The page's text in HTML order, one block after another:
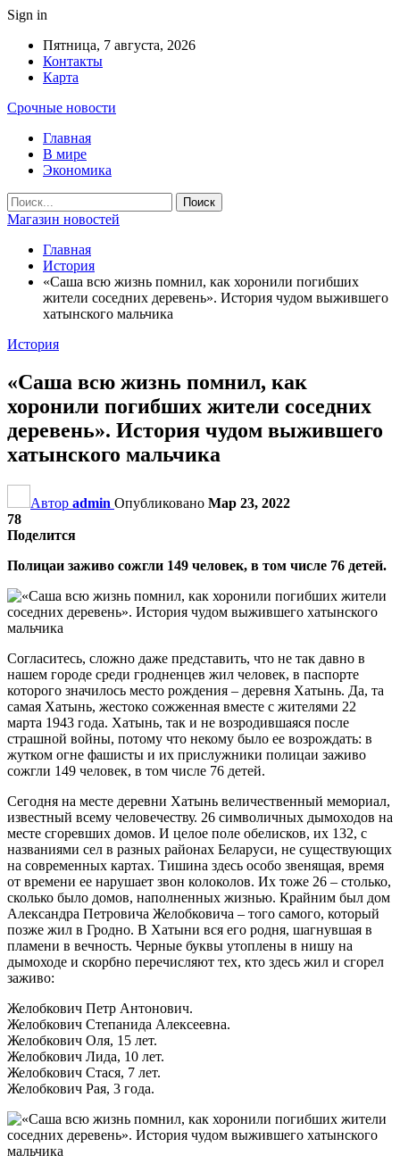
Sign in
Пятница, 7 августа, 2026
Контакты
Карта
Срочные новости
Главная
В мире
Экономика
Магазин новостей
Главная
История
«Саша всю жизнь помнил, как хоронили погибших
жители соседних деревень». История чудом выжившего
хатынского мальчика
История
«Саша всю жизнь помнил, как
хоронили погибших жители соседних
деревень». История чудом выжившего
хатынского мальчика
Автор admin Опубликовано Мар 23, 2022
78
Поделится
Полицаи заживо сожгли 149 человек, в том числе 76 детей.
Согласитесь, сложно даже представить, что не так давно в
нашем городе среди гродненцев жил человек, в паспорте
которого значилось место рождения – деревня Хатынь. Да, та
самая Хатынь, жестоко сожженная вместе с жителями 22
марта 1943 года. Хатынь, так и не возродившаяся после
страшной войны, потому что некому было ее возрождать: в
жутком огне фашисты и их прислужники полицаи заживо
сожгли 149 человек, в том числе 76 детей.
Сегодня на месте деревни Хатынь величественный мемориал,
известный всему человечеству. 26 символичных дымоходов на
месте сгоревших домов. И целое поле обелисков, их 132, с
названиями сел в разных районах Беларуси, не существующих
на современных картах. Тишина здесь особо звенящая, время
от времени ее нарушает звон колоколов. Их тоже 26 – столько,
сколько было домов, наполненных жизнью. Крайним был дом
Александра Петровича Желобковича – того самого, который
позже жил в Гродно. В Хатыни вся его родня, шагнувшая в
пламени в вечность. Черные буквы утоплены в нишу на
дымоходе и скорбно перечисляют тех, кто здесь жил и сгорел
заживо:
Желобкович Петр Антонович.
Желобкович Степанида Алексеевна.
Желобкович Оля, 15 лет.
Желобкович Лида, 10 лет.
Желобкович Стася, 7 лет.
Желобкович Рая, 3 года.